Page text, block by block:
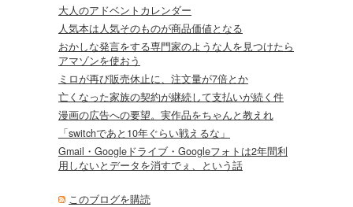
大人のアドベントカレンダー
人気本は人気そのものが商品価値となる
おかしな発言をする専門家のような人を見つけたら
アマゾンを使おう
ミロが再び販売休止に、注文量が7倍とか
亡くなった家族の契約が継続して支払いが続く件
漫画の広告への要望。実作品をちゃんと教えれ
「switchであと10年ぐらい戦えるな」
Gmail・Googleドライブ・Googleフォトは2年間利
用しないとデータを消すでぇ、という話
このブログを購読